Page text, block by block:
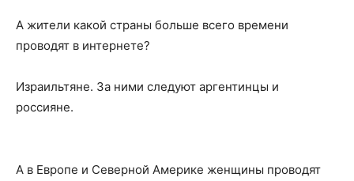
А жители какой страны больше всего времени
проводят в интернете?
Израильтяне. За ними следуют аргентинцы и
россияне.
А в Европе и Северной Америке женщины проводят